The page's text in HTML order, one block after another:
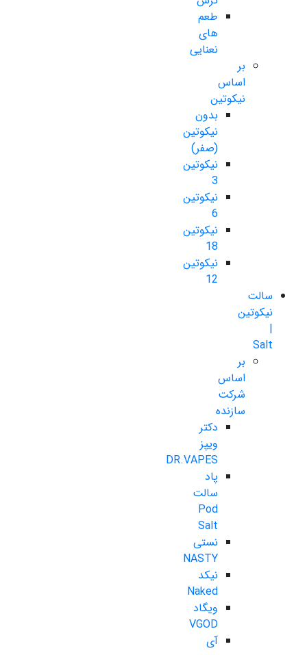
طعم
های
نعنایی
بر
اساس
نیکوتین
بدون
نیکوتین
(صفر)
نیکوتین
3
نیکوتین
6
نیکوتین
18
نیکوتین
12
سالت
نیکوتین
|
Salt
بر
اساس
شرکت
سازنده
دکتر
ویپز
DR.VAPES
پاد
سالت
Pod
Salt
نستی
NASTY
نیکد
Naked
ویگاد
VGOD
آی